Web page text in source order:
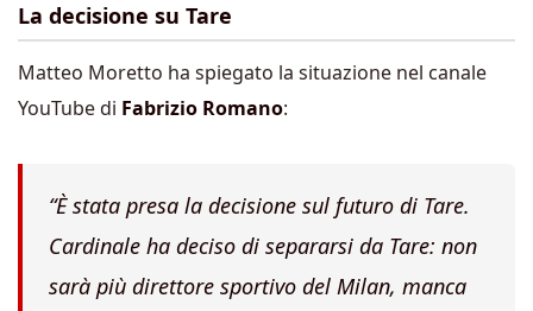
La decisione su Tare
Matteo Moretto ha spiegato la situazione nel canale
YouTube di Fabrizio Romano:
“È stata presa la decisione sul futuro di Tare.
Cardinale ha deciso di separarsi da Tare: non
sarà più direttore sportivo del Milan, manca